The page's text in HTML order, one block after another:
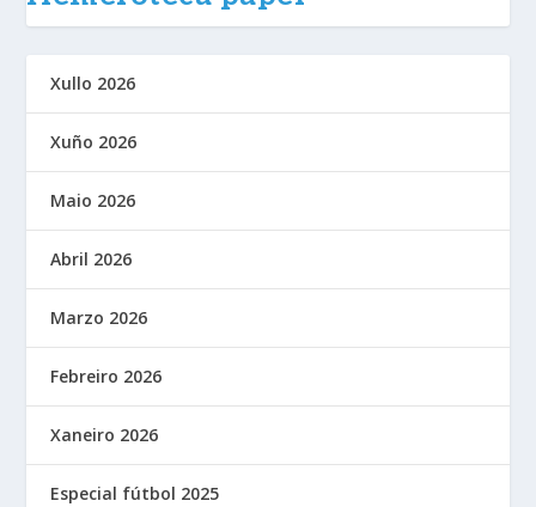
Xullo 2026
Xuño 2026
Maio 2026
Abril 2026
Marzo 2026
Febreiro 2026
Xaneiro 2026
Especial fútbol 2025